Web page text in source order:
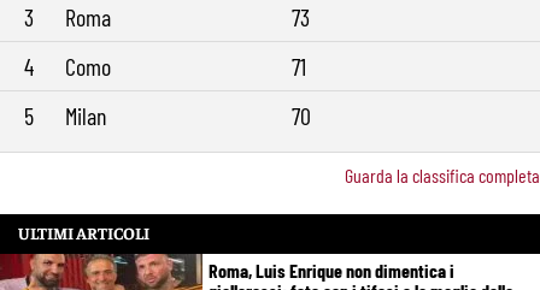
3
Roma
73
4
Como
71
5
Milan 70
Guarda la classifica completa
ULTIMI ARTICOLI
Roma, Luis Enrique non dimentica i